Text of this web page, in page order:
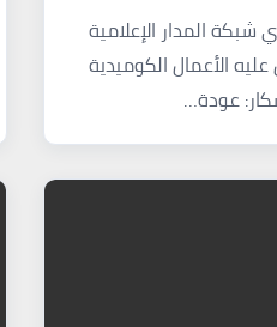
شبكة المدار الإعلامية
الأعمال الكوميدية
عودة…